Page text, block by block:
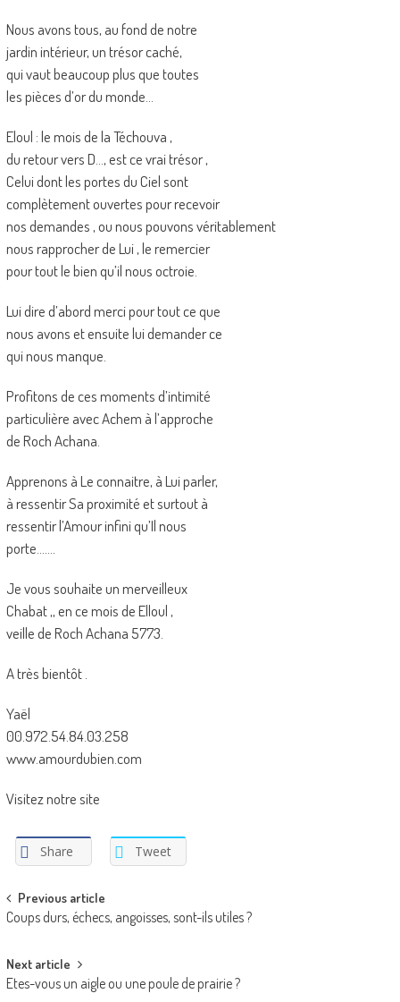
Nous avons tous, au fond de notre
jardin intérieur, un trésor caché,
qui vaut beaucoup plus que toutes
les pièces d’or du monde…
Eloul : le mois de la Téchouva ,
du retour vers D…, est ce vrai trésor ,
Celui dont les portes du Ciel sont
complètement ouvertes pour recevoir
nos demandes , ou nous pouvons véritablement
nous rapprocher de Lui , le remercier
pour tout le bien qu’il nous octroie.
Lui dire d’abord merci pour tout ce que
nous avons et ensuite lui demander ce
qui nous manque.
Profitons de ces moments d’intimité
particulière avec Achem à l’approche
de Roch Achana.
Apprenons à Le connaitre, à Lui parler,
à ressentir Sa proximité et surtout à
ressentir l’Amour infini qu’Il nous
porte…….
Je vous souhaite un merveilleux
Chabat ,, en ce mois de Elloul ,
veille de Roch Achana 5773.
A très bientôt .
Yaël
00.972.54.84.03.258
www.amourdubien.com
Visitez notre site
Share Tweet
Post
navigation
Previous article
Coups durs, échecs, angoisses, sont-ils utiles ?
Next article
Etes-vous un aigle ou une poule de prairie ?